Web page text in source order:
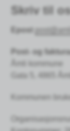
Skriv til
Epost
Post- og
Åmli kommune
Gata 5, 4865 Åmli
Kommunen